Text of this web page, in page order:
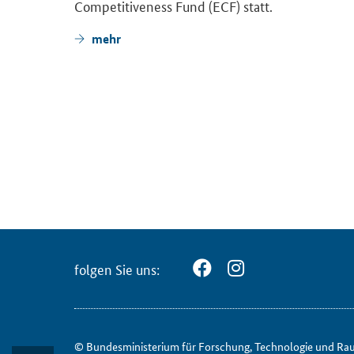
Competitiveness Fund (ECF) statt.
mehr
fol­gen Sie uns:
© Bun­des­mi­nis­te­ri­um für ­For­schung, Tech­no­lo­gie und